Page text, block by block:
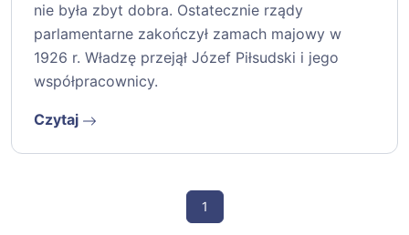
nie była zbyt dobra. Ostatecznie rządy
parlamentarne zakończył zamach majowy w
1926 r. Władzę przejął Józef Piłsudski i jego
współpracownicy.
Czytaj
1